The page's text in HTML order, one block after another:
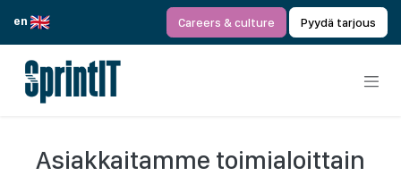
en
Careers & culture Pyydä tarjous
Asiakkaitamme toimialoittain